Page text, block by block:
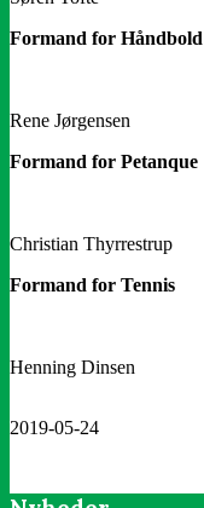
Formand for Håndbold
Rene Jørgensen
Formand for Petanque
Christian Thyrrestrup
Formand for Tennis
Henning Dinsen
2019-05-24